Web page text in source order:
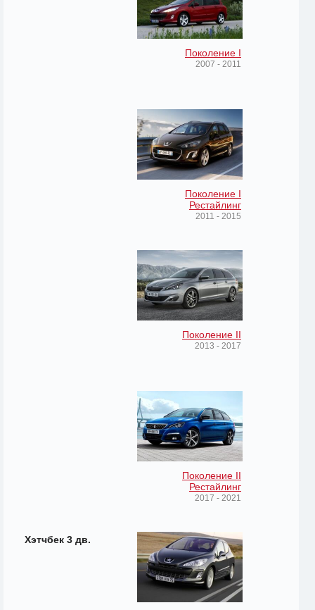
Поколение I
2007 - 2011
Поколение I
Рестайлинг
2011 - 2015
Поколение II
2013 - 2017
Поколение II
Рестайлинг
2017 - 2021
Хэтчбек 3 дв.